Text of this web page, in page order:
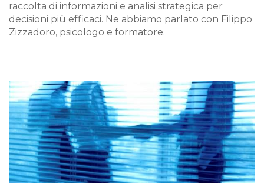
raccolta di informazioni e analisi strategica per
decisioni più efficaci. Ne abbiamo parlato con Filippo
Zizzadoro, psicologo e formatore.